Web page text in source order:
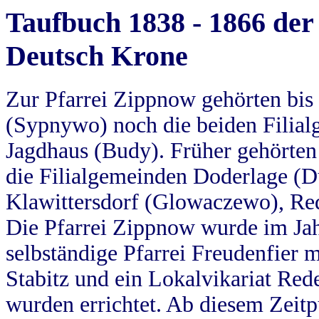
Taufbuch 1838 - 1866
Deutsch Krone
Zur Pfarrei Zippnow gehörten
(Sypnywo) noch die beiden
Jagdhaus (Budy). Früher
die Filialgemeinden Doderlage
Klawittersdorf (Glowaczewo),
Die Pfarrei Zippnow wurde im
selbständige Pfarrei Freudenfier
Stabitz und ein Lokalvikariat
wurden errichtet. Ab diesem